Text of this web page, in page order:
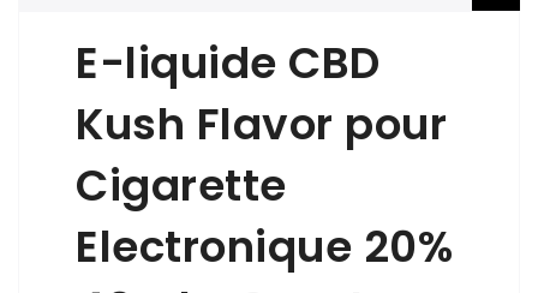
E-liquide CBD
Kush Flavor pour
Cigarette
Electronique 20%